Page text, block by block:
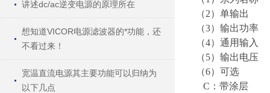
讲述dc/ac逆变电源的原理所在
想知道VICOR电源滤波器的*功能，还
不看过来！
宽温直流电源其主要功能可以归纳为
以下几点
（2）单输出
（3）输出功率
（4）通用输入
（5）输出电压
（6）可选
C：带涂层